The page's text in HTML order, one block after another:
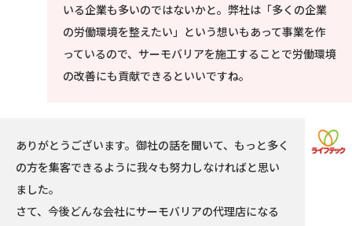
いる企業も多いのではないかと。弊社は「多くの企業
の労働環境を整えたい」という想いもあって事業を作
っているので、サーモバリアを施工することで労働環境
の改善にも貢献できるといいですね。
ありがとうございます。御社の話を聞いて、もっと多く
の方を集客できるように我々も努力しなければと思い
ました。
さて、今後どんな会社にサーモバリアの代理店になる